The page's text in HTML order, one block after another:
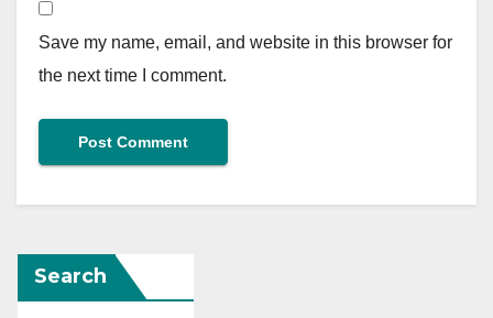
Save my name, email, and website in this browser for
the next time I comment.
Search